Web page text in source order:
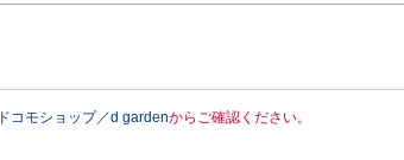
ドコモショップ／d gardenからご確認ください。